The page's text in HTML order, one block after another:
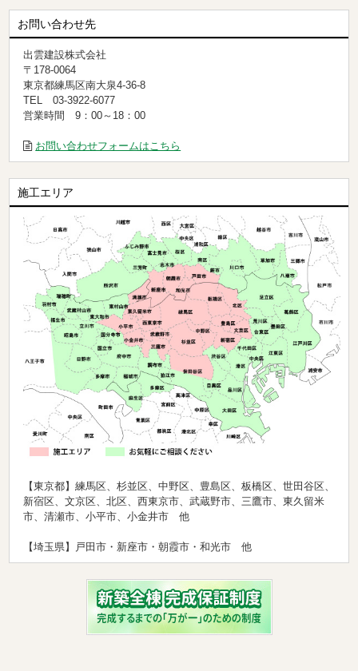
お問い合わせ先
出雲建設株式会社
〒178-0064
東京都練馬区南大泉4-36-8
TEL 03-3922-6077
営業時間 9：00～18：00
お問い合わせフォームはこちら
施工エリア
【東京都】練馬区、杉並区、中野区、豊島区、板橋区、世田谷区、
新宿区、文京区、北区、西東京市、武蔵野市、三鷹市、東久留米
市、清瀬市、小平市、小金井市 他
【埼玉県】戸田市・新座市・朝霞市・和光市 他